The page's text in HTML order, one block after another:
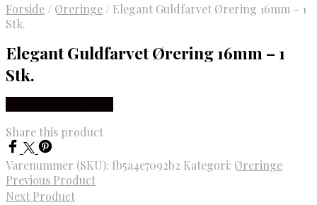
Forside / Øreringe / Elegant Guldfarvet Ørering 16mm – 1
Stk.
Elegant Guldfarvet Ørering 16mm – 1
Stk.
Share this product
Varenummer (SKU): fb5a4e7092b2 Kategori: Øreringe
Previous Product
Next Product